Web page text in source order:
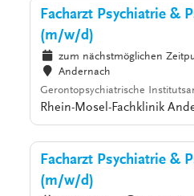
Facharzt Psychiatrie &
(m/w/d)
zum nächstmöglichen
Andernach
Gerontopsychiatrische
Rhein-Mosel-Fachklinik
Facharzt Psychiatrie &
(m/w/d)